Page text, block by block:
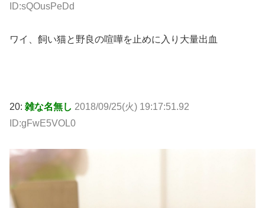
ID:sQOusPeDd
ワイ、飼い猫と野良の喧嘩を止めに入り大量出血
20: 雑な名無し 2018/09/25(火) 19:17:51.92
ID:gFwE5VOL0